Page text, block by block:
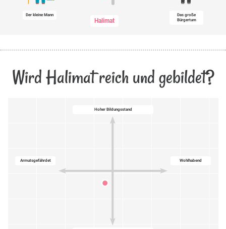
Der kleine Mann
Halimat
Das große
Bürgertum
Wird Halimat reich und gebildet?
Hoher Bildungsstand
Wohlhabend
Armutsgefährdet